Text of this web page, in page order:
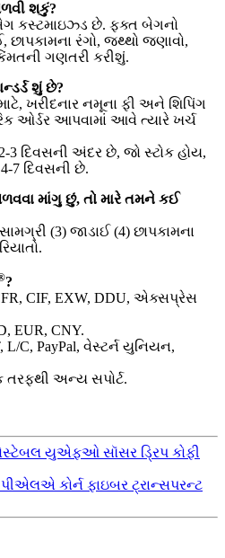
શકું?
બેગ કસ્ટમાઇઝ્ડ છે. ફક્ત બેગનો
છાપકામના રંગો, જથ્થો જણાવો,
ગણતરી કરીશું.
શું છે?
ખરીદનાર નમૂના ફી અને શિપિંગ
ઓર્ડર આપવામાં આવે ત્યારે ખર્ચ
2-3 દિવસની અંદર છે, જો સ્ટોક હોય,
7 દિવસની છે.
માંગુ છું, તો મારે તમને કઈ
(3) જાડાઈ (4) છાપકામના
?
CIF, EXW, DDU, એક્સપ્રેસ
EUR, CNY.
C, PayPal, વેસ્ટર્ન યુનિયન,
અન્ય સપોર્ટ.
યુએફઓ સૉસર ડ્રિપ કોફી
પીએલએ કોર્ન ફાઇબર ટ્રાન્સપરન્ટ